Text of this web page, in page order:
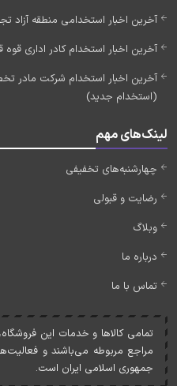
آخرین اخبار استخدامی منطقه آزاد
آخرین اخبار استخدام کادر اداری قوه قضاییه 1405
(استخدام جدید)
لینک‌های مهم
چهارشنبه‌های تخفیفی
رضایت و قبولی
وبلاگ
درباره ما
تماس با ما
تمامی کالاها و خدمات اين
مراجع مربوطه می‌باشند و
جمهوری اسلامی ايران است.